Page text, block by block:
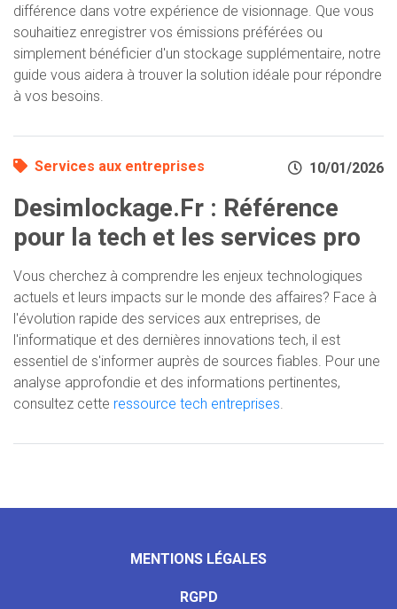
différence dans votre expérience de visionnage. Que vous
souhaitiez enregistrer vos émissions préférées ou
simplement bénéficier d'un stockage supplémentaire, notre
guide vous aidera à trouver la solution idéale pour répondre
à vos besoins.
Services aux entreprises 10/01/2026
Desimlockage.Fr : Référence
pour la tech et les services pro
Vous cherchez à comprendre les enjeux technologiques
actuels et leurs impacts sur le monde des affaires? Face à
l'évolution rapide des services aux entreprises, de
l'informatique et des dernières innovations tech, il est
essentiel de s'informer auprès de sources fiables. Pour une
analyse approfondie et des informations pertinentes,
consultez cette ressource tech entreprises.
MENTIONS LÉGALES
RGPD